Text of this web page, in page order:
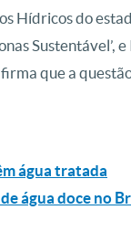
Hídricos do
Sustentável’,
que a
água tratada
água doce no